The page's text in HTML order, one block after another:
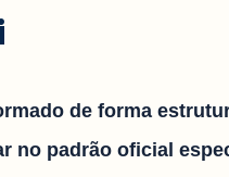
de forma
no padrão oficial